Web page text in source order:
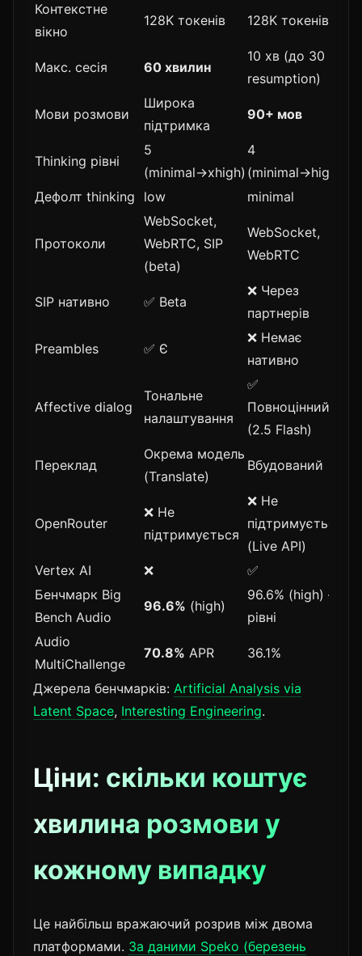
Контекстне
вікно
128K токенів 128K токенів
Макс. сесія 60 хвилин
10 хв (до 30 з
resumption)
Мови розмови
Широка
підтримка
90+ мов
Thinking рівні
5
(minimal→xhigh)
4
(minimal→high)
Дефолт thinking
low minimal
Протоколи
WebSocket,
WebRTC, SIP
(beta)
WebSocket,
WebRTC
SIP нативно ✅ Beta
❌ Через
партнерів
Preambles ✅ Є
❌ Немає
нативно
Affective dialog
Тональне
налаштування
✅
Повноцінний
(2.5 Flash)
Переклад
Окрема модель
(Translate)
Вбудований
OpenRouter
❌ Не
підтримується
❌ Не
підтримується
(Live API)
Vertex AI
❌
✅
Бенчмарк Big
Bench Audio
96.6% (high)
96.6% (high) —
рівні
Audio
MultiChallenge
70.8% APR 36.1%
Джерела бенчмарків: Artificial Analysis via
Latent Space, Interesting Engineering.
Ціни: скільки коштує
хвилина розмови у
кожному випадку
Це найбільш вражаючий розрив між двома
платформами. За даними Speko (березень